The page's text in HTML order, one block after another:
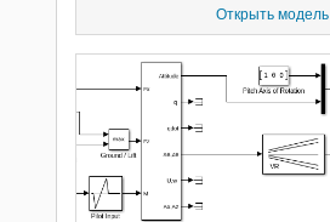
сцене VRML. Можно изменить
местоположение Маятника путем
изменения Широты / постоянные
значения Долготы в модели и
других параметрах (g, Омега, L и
области MATLAB®.
Открыть модель